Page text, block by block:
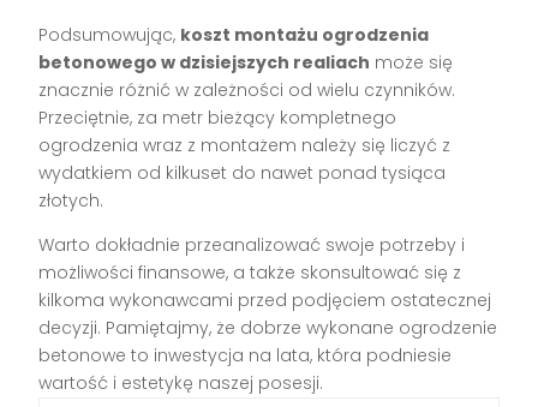
Podsumowując, koszt montażu ogrodzenia
betonowego w dzisiejszych realiach może się
znacznie różnić w zależności od wielu czynników.
Przeciętnie, za metr bieżący kompletnego
ogrodzenia wraz z montażem należy się liczyć z
wydatkiem od kilkuset do nawet ponad tysiąca
złotych.
Warto dokładnie przeanalizować swoje potrzeby i
możliwości finansowe, a także skonsultować się z
kilkoma wykonawcami przed podjęciem ostatecznej
decyzji. Pamiętajmy, że dobrze wykonane ogrodzenie
betonowe to inwestycja na lata, która podniesie
wartość i estetykę naszej posesji.